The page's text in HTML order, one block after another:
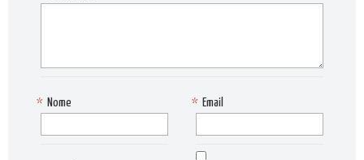
Nome
* Email
*